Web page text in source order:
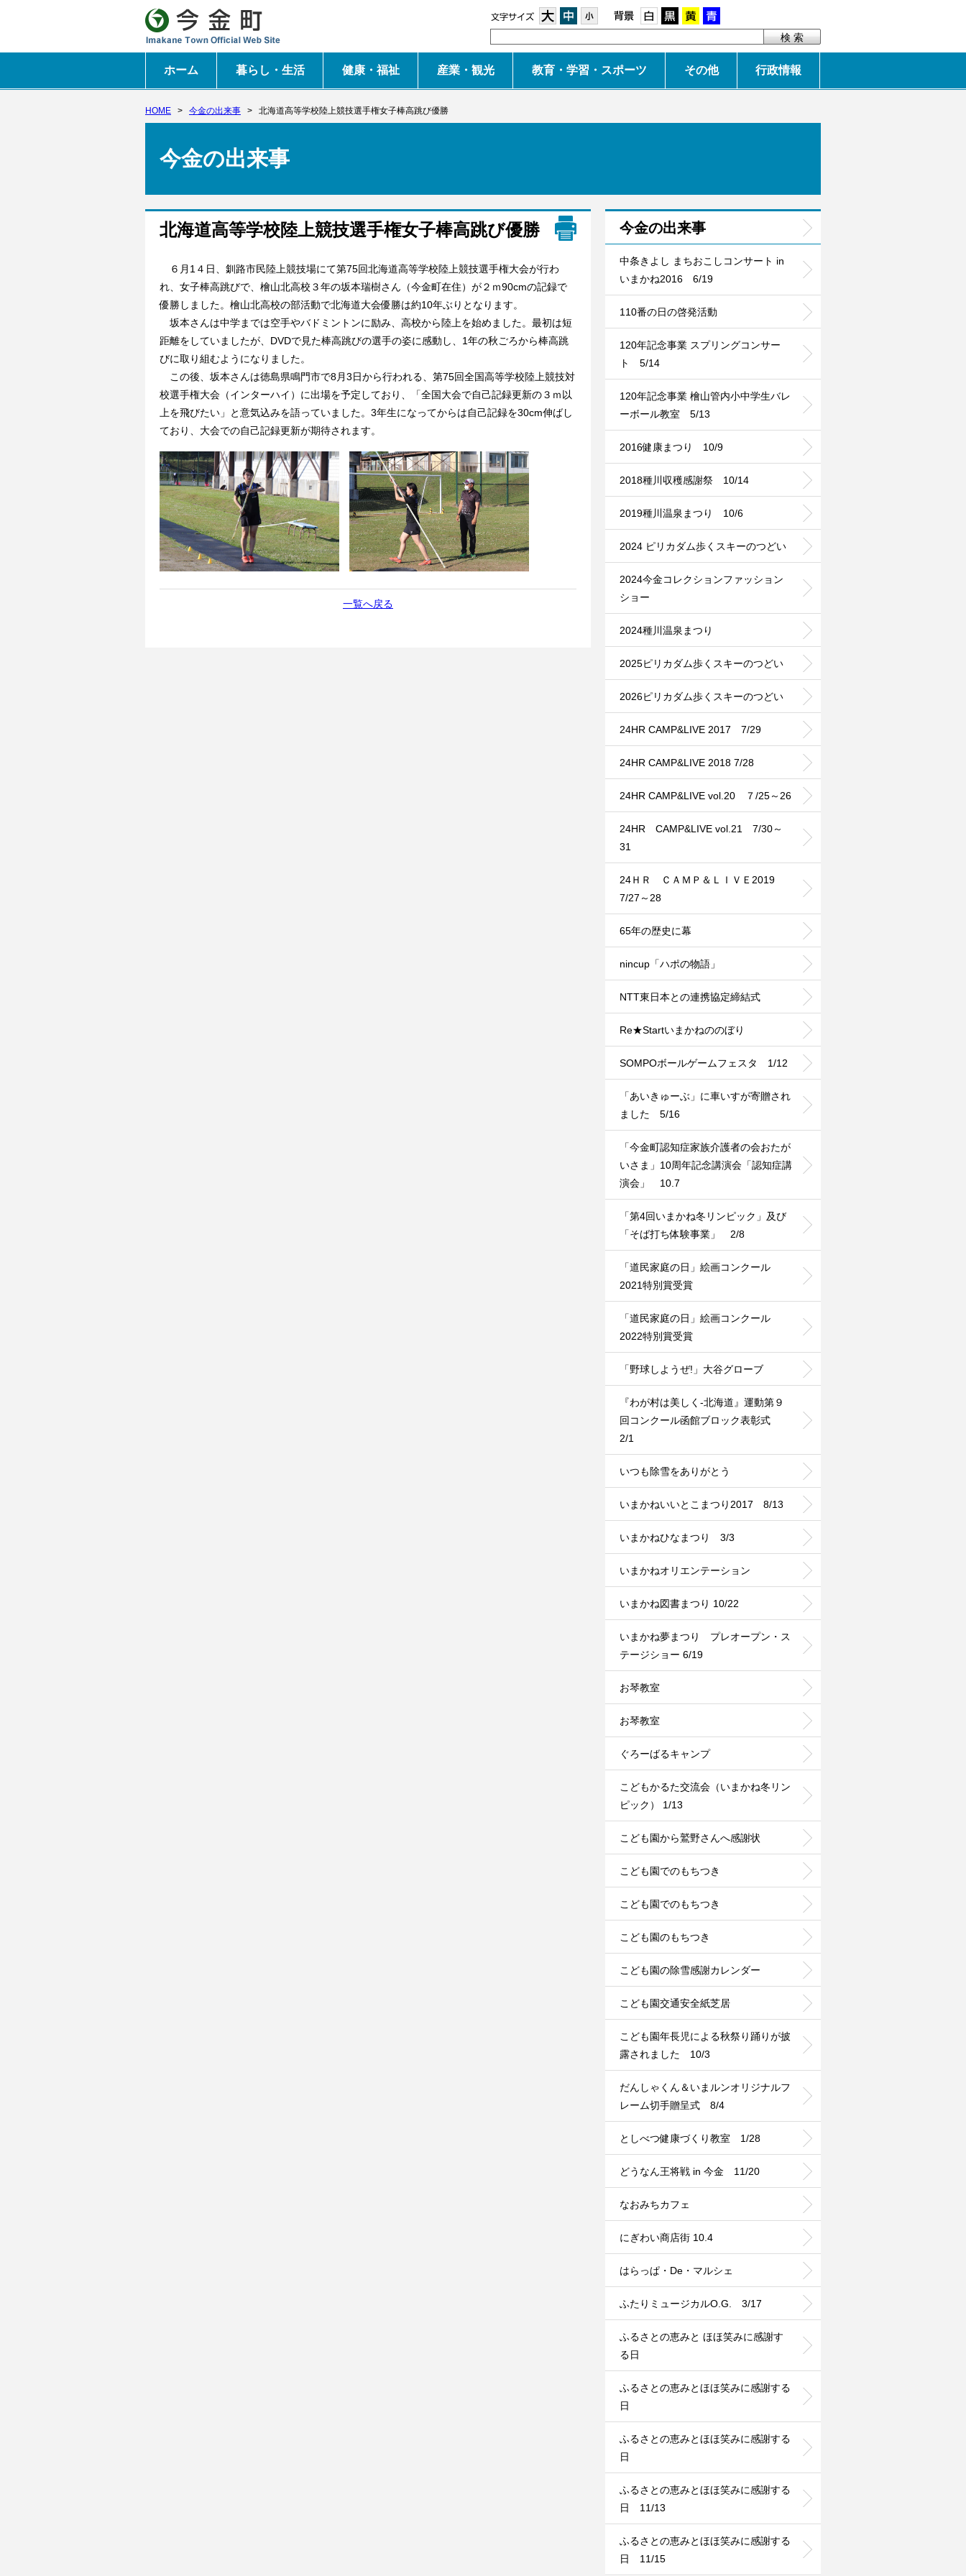
大 中 白 黒 黄
ホーム 暮らし・生活 健康・福祉 産業・観光 教育・学習・スポーツ その他 行政情報
HOME > 今金の出来事 > 北海道高等学校陸上競技選手権女子棒高跳び優勝
今金の出来事
北海道高等学校陸上競技選手権女子棒高跳び優勝
６月1４日、釧路市民陸上競技場にて第75回北海道高等学校陸上競技選手権大会が行わ
れ、女子棒高跳びで、檜山北高校３年の坂本瑞樹さん（今金町在住）が２ｍ90cmの記録で
優勝しました。檜山北高校の部活動で北海道大会優勝は約10年ぶりとなります。
坂本さんは中学までは空手やバドミントンに励み、高校から陸上を始めました。最初は短
距離をしていましたが、DVDで見た棒高跳びの選手の姿に感動し、1年の秋ごろから棒高跳
びに取り組むようになりました。
この後、坂本さんは徳島県鳴門市で8月3日から行われる、第75回全国高等学校陸上競技対
校選手権大会（インターハイ）に出場を予定しており、「全国大会で自己記録更新の３ｍ以
上を飛びたい」と意気込みを語っていました。3年生になってからは自己記録を30cm伸ばし
ており、大会での自己記録更新が期待されます。
一覧へ戻る
今金の出来事
中条きよし まちおこしコンサート in
いまかね2016 6/19
110番の日の啓発活動
120年記念事業 スプリングコンサー
ト 5/14
120年記念事業 檜山管内小中学生バレ
ーボール教室 5/13
2016健康まつり 10/9
2018種川収穫感謝祭 10/14
2019種川温泉まつり 10/6
2024 ピリカダム歩くスキーのつどい
2024今金コレクションファッション
ショー
2024種川温泉まつり
2025ピリカダム歩くスキーのつどい
2026ピリカダム歩くスキーのつどい
24HR CAMP&LIVE 2017 7/29
24HR CAMP&LIVE 2018 7/28
24HR CAMP&LIVE vol.20 ７/25～26
24HR CAMP&LIVE vol.21 7/30～
31
24ＨＲ ＣＡＭＰ＆ＬＩＶＥ2019
7/27～28
65年の歴史に幕
nincup「ハポの物語」
NTT東日本との連携協定締結式
Re★Startいまかねののぼり
SOMPOボールゲームフェスタ 1/12
「あいきゅーぶ」に車いすが寄贈され
ました 5/16
「今金町認知症家族介護者の会おたが
いさま」10周年記念講演会「認知症講
演会」 10.7
「第4回いまかね冬リンピック」及び
「そば打ち体験事業」 2/8
「道民家庭の日」絵画コンクール
2021特別賞受賞
「道民家庭の日」絵画コンクール
2022特別賞受賞
「野球しようぜ!」大谷グローブ
『わが村は美しく-北海道』運動第９
回コンクール函館ブロック表彰式
2/1
いつも除雪をありがとう
いまかねいいとこまつり2017 8/13
いまかねひなまつり 3/3
いまかねオリエンテーション
いまかね図書まつり 10/22
いまかね夢まつり プレオープン・ス
テージショー 6/19
お琴教室
お琴教室
ぐろーばるキャンプ
こどもかるた交流会（いまかね冬リン
ピック） 1/13
こども園から鷲野さんへ感謝状
こども園でのもちつき
こども園でのもちつき
こども園のもちつき
こども園の除雪感謝カレンダー
こども園交通安全紙芝居
こども園年長児による秋祭り踊りが披
露されました 10/3
だんしゃくん＆いまルンオリジナルフ
レーム切手贈呈式 8/4
としべつ健康づくり教室 1/28
どうなん王将戦 in 今金 11/20
なおみちカフェ
にぎわい商店街 10.4
はらっぱ・De・マルシェ
ふたりミュージカルO.G. 3/17
ふるさとの恵みと ほほ笑みに感謝す
る日
ふるさとの恵みとほほ笑みに感謝する
日
ふるさとの恵みとほほ笑みに感謝する
日
ふるさとの恵みとほほ笑みに感謝する
日 11/13
ふるさとの恵みとほほ笑みに感謝する
日 11/15